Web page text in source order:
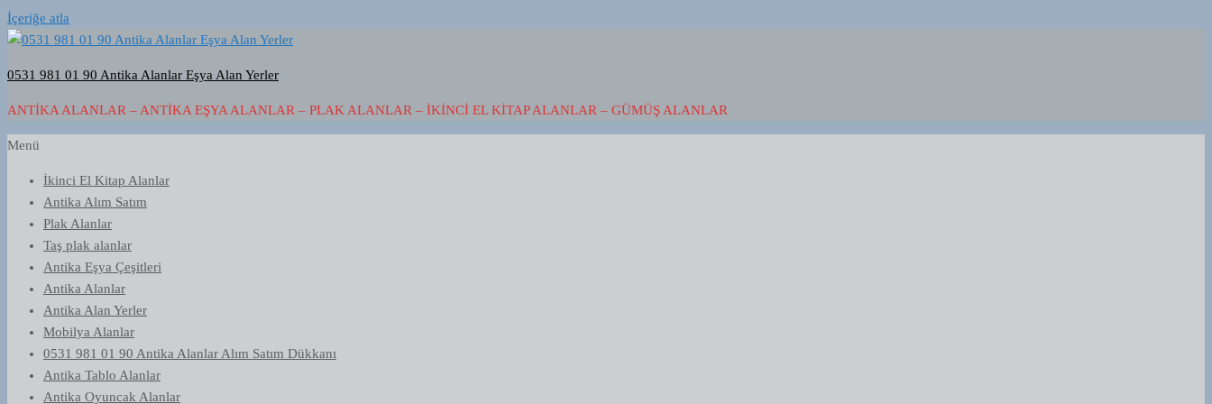
İçeriğe atla
0531 981 01 90 Antika Alanlar Eşya Alan Yerler
ANTIKA ALANLAR – ANTIKA EŞYA ALANLAR – PLAK ALANLAR – İKINCI EL KITAP ALANLAR – GÜMÜŞ ALANLAR
Menü
İkinci El Kitap Alanlar
Antika Alım Satım
Plak Alanlar
Taş plak alanlar
Antika Eşya Çeşitleri
Antika Alanlar
Antika Alan Yerler
Mobilya Alanlar
0531 981 01 90 Antika Alanlar Alım Satım Dükkanı
Antika Tablo Alanlar
Antika Oyuncak Alanlar